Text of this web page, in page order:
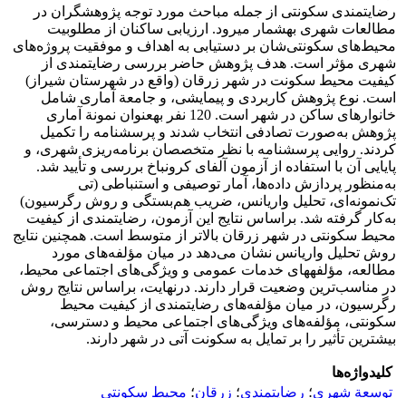
رضایتمندی سکونتی از جمله مباحث مورد توجه پژوهشگران در
مطالعات شهری به­شمار می­رود. ارزیابی ساکنان از مطلوبیت
محیط‌های سکونتی‌شان بر دستیابی به اهداف و موفقیت پروژه‌های
شهری مؤثر است. هدف پژوهش حاضر بررسی رضایتمندی از
کیفیت محیط سکونت در شهر زرقان (واقع در شهرستان شیراز)
است. نوع پژوهش کاربردی و پیمایشی، و جامعة آماری شامل
خانوارهای ساکن در شهر است. 120 نفر به­عنوان نمونة آماری
پژوهش به‌صورت تصادفی انتخاب شدند و پرسشنامه را تکمیل
کردند. روایی پرسشنامه با نظر متخصصان برنامه‌ریزی شهری، و
پایایی آن با استفاده از آزمون آلفای کرونباخ بررسی و تأیید شد.
به‌منظور پردازش داده‌ها، آمار توصیفی و استنباطی (تی
تک‌نمونه‌ای، تحلیل واریانس، ضریب هم‌بستگی و روش رگرسیون)
به‌کار گرفته شد. براساس نتایج این آزمون، رضایتمندی از کیفیت
محیط سکونتی در شهر زرقان بالاتر از متوسط است. همچنین نتایج
روش تحلیل واریانس نشان می‌دهد در میان مؤلفه‌های مورد
مطالعه، مؤلفه­های خدمات عمومی و ویژگی‌های اجتماعی محیط،
در مناسب‌ترین وضعیت قرار دارند. درنهایت، براساس نتایج روش
رگرسیون، در میان مؤلفه‌های رضایتمندی از کیفیت محیط
سکونتی، مؤلفه‌های ویژگی‌های اجتماعی محیط و دسترسی،
بیشترین تأثیر را بر تمایل به سکونت آتی در شهر دارند.
کلیدواژه‌ها
توسعة شهری؛ رضایتمندی؛ زرقان؛ محیط سکونتی